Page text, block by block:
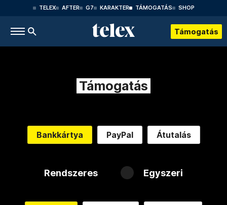
TELEX AFTER G7 KARAKTER TÁMOGATÁS SHOP
Támogatás
Támogatás
Bankkártya PayPal Átutalás
Rendszeres Egyszeri